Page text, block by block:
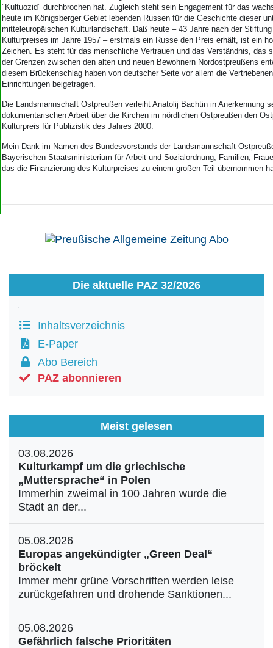
"Kultuozid" durchbrochen hat. Zugleich steht sein Engagement für das
heute im Königsberger Gebiet lebenden Russen für die Geschichte dieser
mitteleuropäischen Kulturlandschaft. Daß heute – 43 Jahre nach der
Kulturpreises im Jahre 1957 – erstmals ein Russe den Preis erhält, ist ein
Zeichen. Es steht für das menschliche Vertrauen und das Verständnis, das
der Grenzen zwischen den alten und neuen Bewohnern Nordostpreußens
diesem Brückenschlag haben von deutscher Seite vor allem die
Einrichtungen beigetragen.
Die Landsmannschaft Ostpreußen verleiht Anatolij Bachtin in Anerkennung
dokumentarischen Arbeit über die Kirchen im nördlichen Ostpreußen den
Kulturpreis für Publizistik des Jahres 2000.
Mein Dank im Namen des Bundesvorstands der Landsmannschaft
Bayerischen Staatsministerium für Arbeit und Sozialordnung, Familien,
das die Finanzierung des Kulturpreises zu einem großen Teil übernommen
Die aktuelle PAZ 32/2026
Inhaltsverzeichnis
E-Paper
Abo Bereich
PAZ abonnieren
Meist gelesen
03.08.2026
Kulturkampf um die griechische
„Muttersprache“ in Polen
Immerhin zweimal in 100 Jahren wurde die
Stadt an der...
05.08.2026
Europas angekündigter „Green Deal“
bröckelt
Immer mehr grüne Vorschriften werden leise
zurückgefahren und drohende Sanktionen...
05.08.2026
Gefährlich falsche Prioritäten